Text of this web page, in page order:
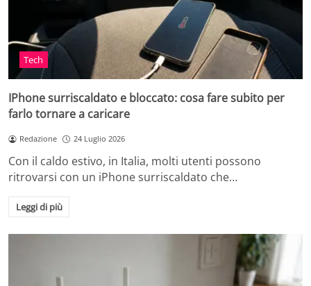
Tech
IPhone surriscaldato e bloccato: cosa fare subito per
farlo tornare a caricare
Redazione 24 Luglio 2026
Con il caldo estivo, in Italia, molti utenti possono
ritrovarsi con un iPhone surriscaldato che…
Leggi di più